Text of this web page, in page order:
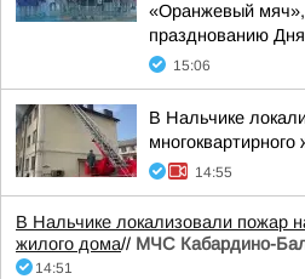
«Оранжевый
празднованию
15:06
В Нальчике
14:55
В Нальчике локализовали пожар
жилого дома// МЧС Кабардино-
14:51